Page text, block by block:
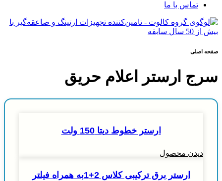
تماس با ما
صفحه اصلی
سرج ارستر اعلام حریق
ارستر خطوط دیتا 150 ولت
دیدن محصول
ارستر برق ترکیبی کلاس 2+1به همراه فیلتر